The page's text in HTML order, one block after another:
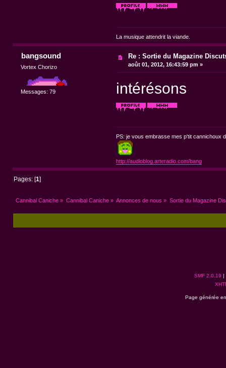
La musique attendrit la viande.
bangsound
Vortex Chorizo
Messages: 79
Re : Sortie du Magazine
août 01, 2012, 16:43:59 pm »
intérésons
PS: je vous embrasse mes p'tit cannichoux
http://audioblog.arteradio.com/bang
Pages: [1
Cannibal Caniche » Cannibal Caniche» Annonces de nous » Sortie du Magazine
SMF 2.0.19 |
Page générée